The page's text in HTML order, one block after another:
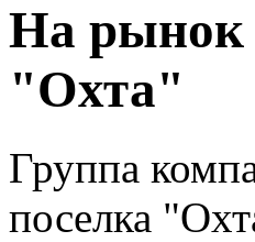
На рынок
"Охта"
Группа
поселка